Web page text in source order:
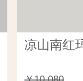
凉山南红